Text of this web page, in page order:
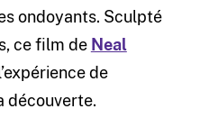
ondoyants. Sculpté
ce film de Neal
de
découverte.